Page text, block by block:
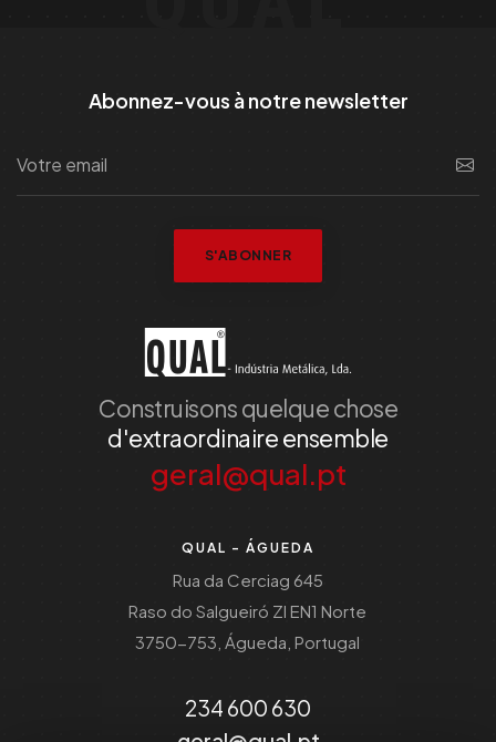
Abonnez-vous à notre newsletter
S'ABONNER
Construisons quelque chose
d'extraordinaire ensemble
geral@qual.pt
QUAL - ÁGUEDA
Rua da Cerciag 645
Raso do Salgueiró ZI EN1 Norte
3750-753, Águeda, Portugal
234 600 630